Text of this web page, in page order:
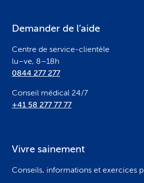
Demander de l’aide
Centre de service-clientèle
lu–ve, 8–18h
0844 277 277
Conseil médical 24/7
+41 58 277 77 77
Vivre sainement
Conseils, informations et exercices